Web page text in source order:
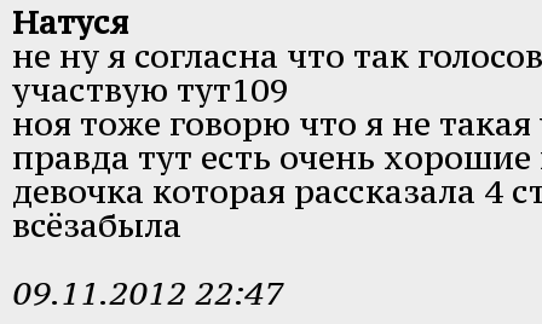
Натуся
не ну я согласна что так
участвую тут109
ноя тоже говорю что я не
правда тут есть очень
девочка которая рассказала 4
всёзабыла
09.11.2012 22:47